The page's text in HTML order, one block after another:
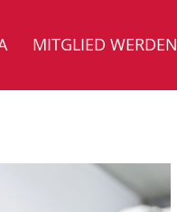
MITGLIED WERDEN